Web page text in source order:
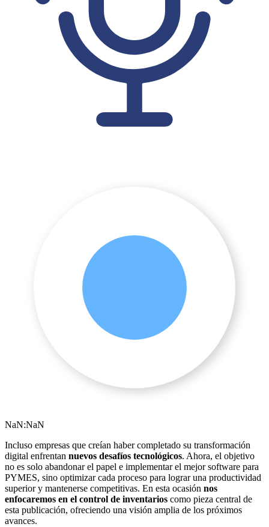
NaN:NaN
Incluso empresas que creían haber completado su transformación
digital enfrentan nuevos desafíos tecnológicos. Ahora, el objetivo
no es solo abandonar el papel e implementar el mejorsoftware para
PYMES, sino optimizar cada proceso para lograr una productividad
superior y mantenerse competitivas. En esta ocasión nos
enfocaremos en el control de inventarios como pieza central de
esta publicación, ofreciendo una visión amplia de los próximos
avances.